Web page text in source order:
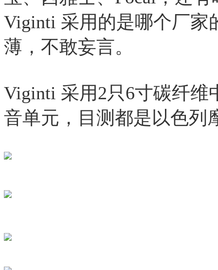
Viginti 采用的是哪个厂家
薄，不敢妄言。
Viginti 采用2只6寸碳纤维
音单元，目测都是以色列